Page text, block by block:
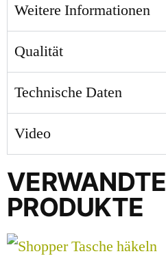
Weitere Informationen
Qualität
Technische Daten
Video
VERWANDTE
PRODUKTE